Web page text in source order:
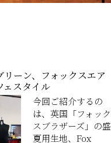
ーン、フォックスエア
ェスタイル
今回ご紹介するの
は、英国「フォック
スブラザーズ」の盛
夏用生地、Fox